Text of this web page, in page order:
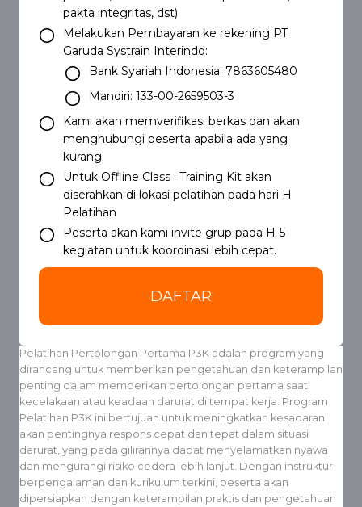
pakta integritas, dst)
Melakukan Pembayaran ke rekening PT
Garuda Systrain Interindo:
Bank Syariah Indonesia: 7863605480
Mandiri: 133-00-2659503-3
Kami akan memverifikasi berkas dan akan
menghubungi peserta apabila ada yang
kurang
Untuk Offline Class : Training Kit akan
diserahkan di lokasi pelatihan pada hari H
Pelatihan
Peserta akan kami invite grup pada H-5
kegiatan untuk koordinasi lebih cepat.
DAFTAR
Pelatihan Pertolongan Pertama P3K adalah program yang
dirancang untuk memberikan pengetahuan dan keterampilan
penting dalam memberikan pertolongan pertama saat
kecelakaan atau keadaan darurat di tempat kerja. Program
Pelatihan P3K ini bertujuan untuk meningkatkan kesadaran
akan pentingnya respons cepat dan tepat dalam situasi
darurat, yang pada gilirannya dapat menyelamatkan nyawa
dan mengurangi risiko cedera lebih lanjut. Dengan instruktur
berpengalaman dan kurikulum terkini, peserta akan
dipersiapkan dengan keterampilan praktis dan pengetahuan